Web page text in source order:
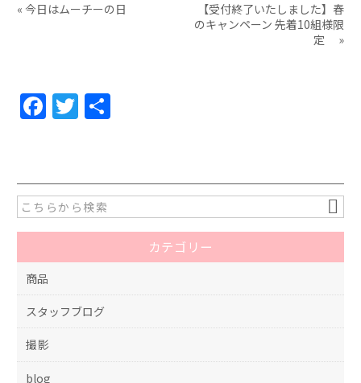
« 今日はムーチーの日
【受付終了いたしました】春
のキャンペーン 先着10組様限
定
»
F
a
e
b
o
o
k
T
w
er
カテゴリー
商品
スタッフブログ
撮影
blog